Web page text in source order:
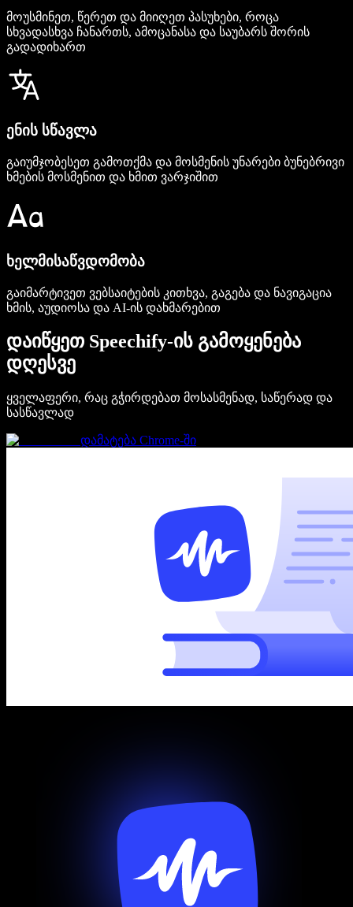
მოუსმინეთ, წერეთ და მიიღეთ პასუხები, როცა
სხვადასხვა ჩანართს, ამოცანასა და საუბარს შორის
გადადიხართ
ენის სწავლა
გაიუმჯობესეთ გამოთქმა და მოსმენის უნარები ბუნებრივი
ხმების მოსმენით და ხმით ვარჯიშით
ხელმისაწვდომობა
გაიმარტივეთ ვებსაიტების კითხვა, გაგება და ნავიგაცია
ხმის, აუდიოსა და AI-ის დახმარებით
დაიწყეთ Speechify-ის გამოყენება
დღესვე
ყველაფერი, რაც გჭირდებათ მოსასმენად, საწერად და
სასწავლად
დამატება Chrome-ში